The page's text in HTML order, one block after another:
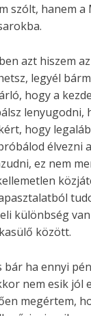
szólt, hanem a
azt hiszem
legyél
hogy a
lenyugodni,
hogy
élvezni
ez nem
különbség
között.
bár ha ennyi
nem esik jól
megértem,